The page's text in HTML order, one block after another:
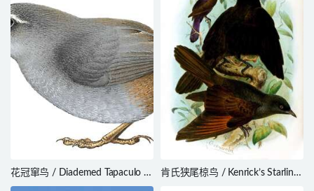
花冠窜鸟 / Diademed Tapaculo /
Scytalopus schulenbergi
肯氏狭尾椋鸟 / Kenrick’s Starling